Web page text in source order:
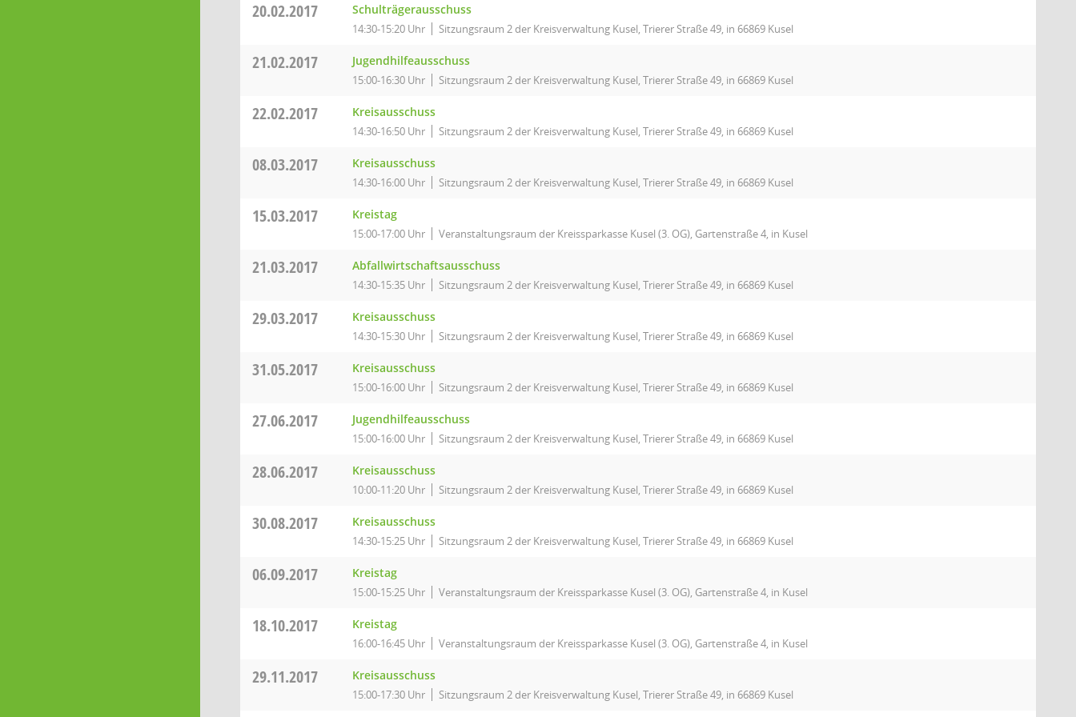
20.02.2017 Schulträgerausschuss
14:30-15:20 Uhr Sitzungsraum 2 der Kreisverwaltung Kusel, Trierer Straße 49, in 66869 Kusel
21.02.2017 Jugendhilfeausschuss
15:00-16:30 Uhr Sitzungsraum 2 der Kreisverwaltung Kusel, Trierer Straße 49, in 66869 Kusel
22.02.2017 Kreisausschuss
14:30-16:50 Uhr Sitzungsraum 2 der Kreisverwaltung Kusel, Trierer Straße 49, in 66869 Kusel
08.03.2017 Kreisausschuss
14:30-16:00 Uhr Sitzungsraum 2 der Kreisverwaltung Kusel, Trierer Straße 49, in 66869 Kusel
15.03.2017 Kreistag
15:00-17:00 Uhr Veranstaltungsraum der Kreissparkasse Kusel (3. OG), Gartenstraße 4, in Kusel
21.03.2017 Abfallwirtschaftsausschuss
14:30-15:35 Uhr Sitzungsraum 2 der Kreisverwaltung Kusel, Trierer Straße 49, in 66869 Kusel
29.03.2017 Kreisausschuss
14:30-15:30 Uhr Sitzungsraum 2 der Kreisverwaltung Kusel, Trierer Straße 49, in 66869 Kusel
31.05.2017 Kreisausschuss
15:00-16:00 Uhr Sitzungsraum 2 der Kreisverwaltung Kusel, Trierer Straße 49, in 66869 Kusel
27.06.2017 Jugendhilfeausschuss
15:00-16:00 Uhr Sitzungsraum 2 der Kreisverwaltung Kusel, Trierer Straße 49, in 66869 Kusel
28.06.2017 Kreisausschuss
10:00-11:20 Uhr Sitzungsraum 2 der Kreisverwaltung Kusel, Trierer Straße 49, in 66869 Kusel
30.08.2017 Kreisausschuss
14:30-15:25 Uhr Sitzungsraum 2 der Kreisverwaltung Kusel, Trierer Straße 49, in 66869 Kusel
06.09.2017 Kreistag
15:00-15:25 Uhr Veranstaltungsraum der Kreissparkasse Kusel (3. OG), Gartenstraße 4, in Kusel
18.10.2017 Kreistag
16:00-16:45 Uhr Veranstaltungsraum der Kreissparkasse Kusel (3. OG), Gartenstraße 4, in Kusel
29.11.2017 Kreisausschuss
15:00-17:30 Uhr Sitzungsraum 2 der Kreisverwaltung Kusel, Trierer Straße 49, in 66869 Kusel